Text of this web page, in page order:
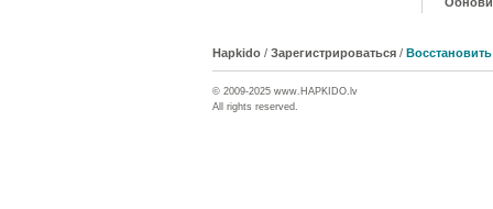
Hapkido / Зарегистрироваться /
© 2009-2025 www. HAPKIDO.lv
All rights reserved.